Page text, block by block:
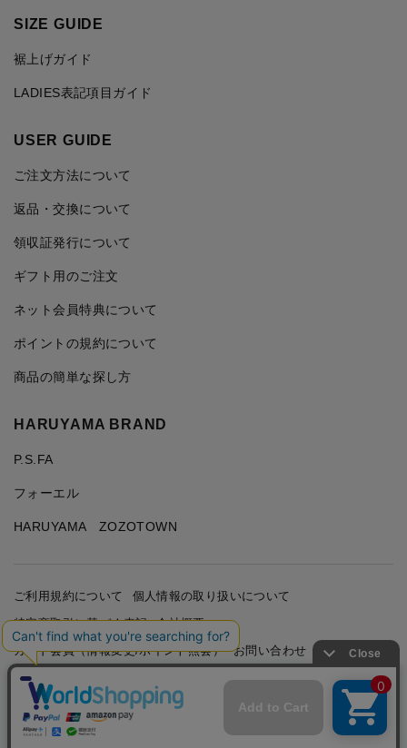
SIZE GUIDE
裾上げガイド
LADIES表記項目ガイド
USER GUIDE
ご注文方法について
返品・交換について
領収証発行について
ギフト用のご注文
ネット会員特典について
ポイントの規約について
商品の簡単な探し方
HARUYAMA BRAND
P.S.FA
フォーエル
HARUYAMA ZOZOTOWN
ご利用規約について
個人情報の取り扱いについて
特定商取引に基づく表記
会社概要
カード会員（情報変更/ポイント照会）
お問い合わせ
Copyright © HARUYAMA TRADING CO.,LTD. All Rights